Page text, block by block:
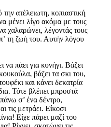
ατέλειωτη, κοπιαστική
μένει λίγο ακόμα με τους
χαλαρώνει, λέγοντάς τους
τη ζωή του. Αυτήν λόγου
να πάει για κυνήγι. Βάζει
βάζει τα σκι του,
και κάνει δεκατρία
Τότε βλέπει μπροστά
σ’ ένα δέντρο,
τις μετράει. Είκοσι
Είχε πάρει μαζί του